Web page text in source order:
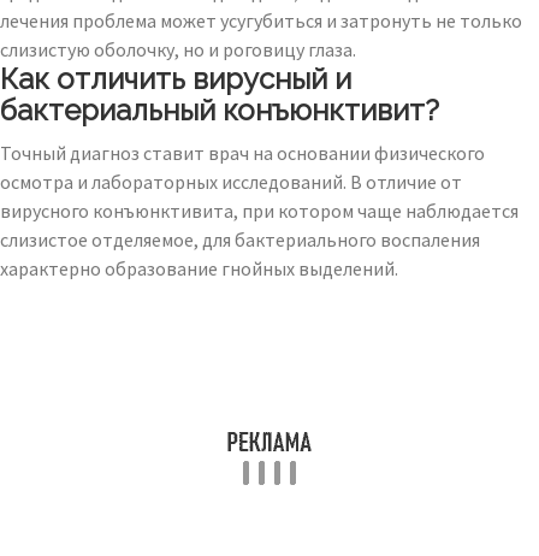
лечения проблема может усугубиться и затронуть не только
слизистую оболочку, но и роговицу глаза.
Как отличить вирусный и
бактериальный конъюнктивит?
Точный диагноз ставит врач на основании физического
осмотра и лабораторных исследований. В отличие от
вирусного конъюнктивита, при котором чаще наблюдается
слизистое отделяемое, для бактериального воспаления
характерно образование гнойных выделений.